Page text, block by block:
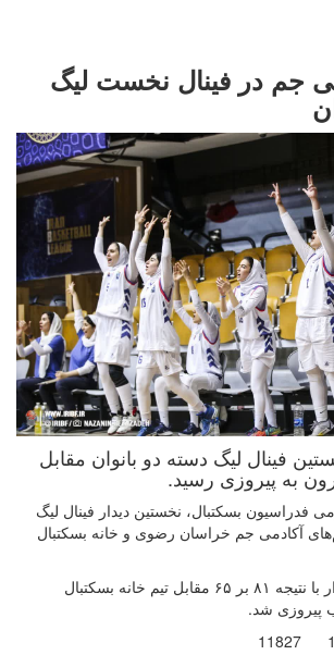
جم در فینال نخست لیگ
فینال لیگ دسته دو بانوان مقابل
به پیروزی رسید.
فدراسیون بسکتبال، نخستین دیدار فینال لیگ
آکادمی جم خراسان رضوی و خانه بسکتبال
آکادمی جم در این دیدار با نتیجه ۸۱ بر ۶۵ مقابل تیم خانه بسکتبال
پیروزی شد.
11827